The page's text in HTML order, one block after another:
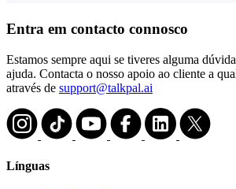
Entra em contacto connosco
Estamos sempre aqui se tiveres alguma
ajuda. Contacta o nosso apoio ao cliente a
através de support@talkpal.ai
Línguas